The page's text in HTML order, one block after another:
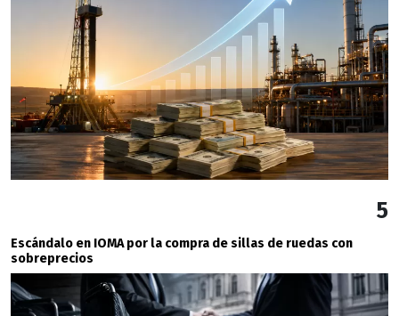
5
Escándalo en IOMA por la compra de sillas de ruedas con
sobreprecios